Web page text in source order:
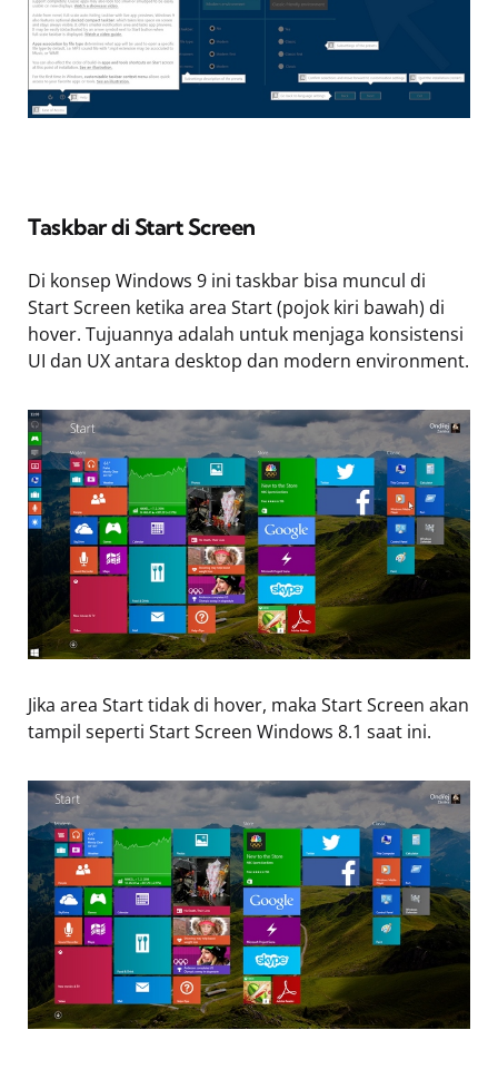
Taskbar di Start Screen
Di konsep Windows 9 ini taskbar bisa muncul di
Start Screen ketika area Start (pojok kiri bawah) di
hover. Tujuannya adalah untuk menjaga konsistensi
UI dan UX antara desktop dan modern environment.
Jika area Start tidak di hover, maka Start Screen akan
tampil seperti Start Screen Windows 8.1 saat ini.